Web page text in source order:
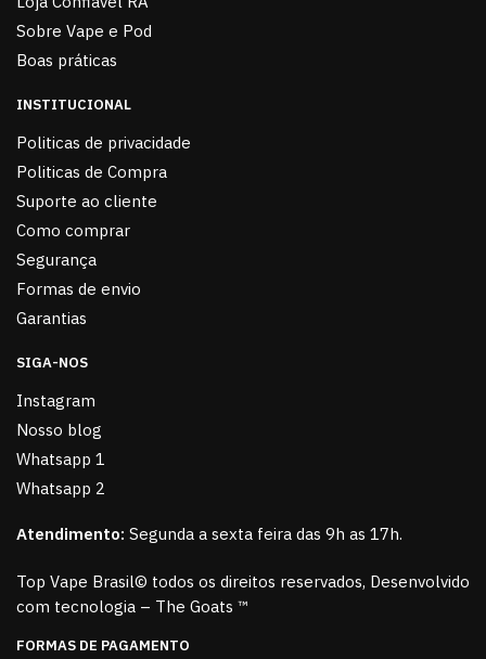
Sobre Vape e Pod
Boas práticas
INSTITUCIONAL
Politicas de privacidade
Politicas de Compra
Suporte ao cliente
Como comprar
Segurança
Formas de envio
Garantias
SIGA-NOS
Instagram
Nosso blog
Whatsapp 1
Whatsapp 2
Atendimento: Segunda a sexta feira das 9h as 17h.
Top Vape Brasil© todos os direitos reservados, Desenvolvido
com tecnologia – The Goats ™
FORMAS DE PAGAMENTO